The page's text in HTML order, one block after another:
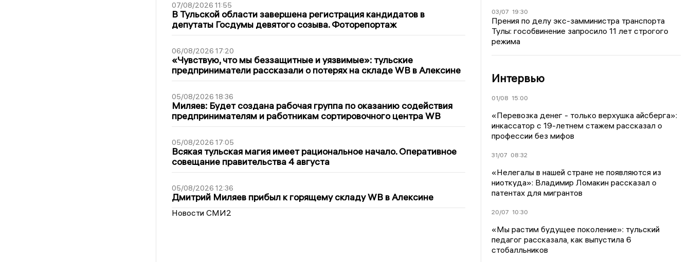
07/08/2026 11:55
В Тульской области завершена регистрация кандидатов в
депутаты Госдумы девятого созыва. Фоторепортаж
06/08/2026 17:20
«Чувствую, что мы беззащитные и уязвимые»: тульские
предприниматели рассказали о потерях на складе WB в Алексине
05/08/2026 18:36
Миляев: Будет создана рабочая группа по оказанию содействия
предпринимателям и работникам сортировочного центра WB
05/08/2026 17:05
Всякая тульская магия имеет рациональное начало. Оперативное
совещание правительства 4 августа
05/08/2026 12:36
Дмитрий Миляев прибыл к горящему складу WB в Алексине
Новости СМИ2
03/07 19:30
Прения по делу экс-замминистра транспорта
Тулы: гособвинение запросило 11 лет строгого
режима
Интервью
01/08 15:00
«Перевозка денег - только верхушка айсберга»:
инкассатор с 19-летнем стажем рассказал о
профессии без мифов
31/07 08:32
«Нелегалы в нашей стране не появляются из
ниоткуда»: Владимир Ломакин рассказал о
патентах для мигрантов
20/07 10:30
«Мы растим будущее поколение»: тульский
педагог рассказала, как выпустила 6
стобалльников